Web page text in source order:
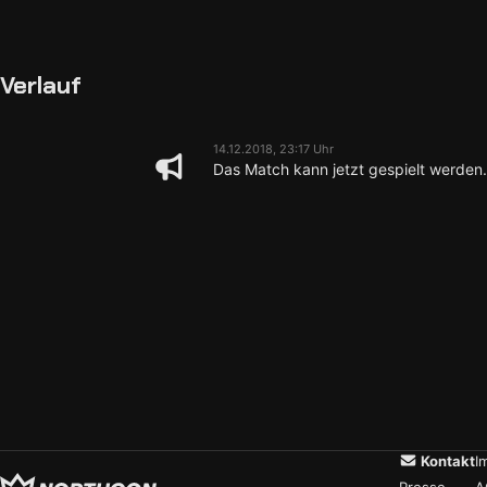
Verlauf
14.12.2018, 23:17 Uhr
Das Match kann jetzt gespielt werden.
Kontakt